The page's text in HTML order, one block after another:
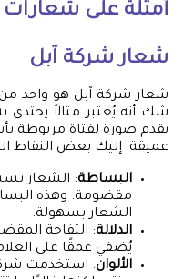
أمثلة على شعارات
شعار شركة آبل
شعار شركة آبل هو واحد
شك أنه يُعتبر مثالاً
يقدم صورة لفتاة مربوطة
عميقة. إليك بعض النقاط
البساطة: الشعار
مقضومة. وهذه
الشعار بسهولة.
الدلالة: التفاحة
يُضفي عمقًا على
الألوان: استخدمت